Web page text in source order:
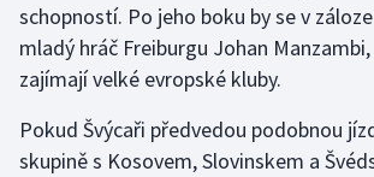
schopností. Po jeho boku by se v
mladý hráč Freiburgu Johan
zajímají velké evropské kluby.
Pokud Švýcaři předvedou podobnou
skupině s Kosovem, Slovinskem a